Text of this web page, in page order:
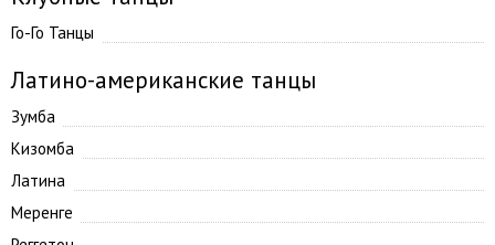
Го-Го Танцы
Латино-американские танцы
Зумба
Кизомба
Латина
Меренге